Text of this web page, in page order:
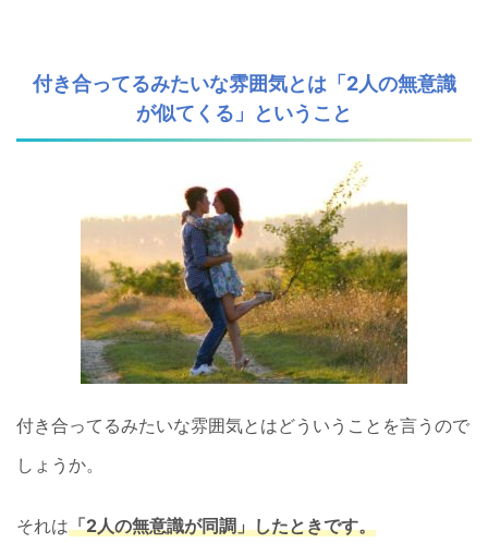
付き合ってるみたいな雰囲気とは「2人の無意識
が似てくる」ということ
付き合ってるみたいな雰囲気とはどういうことを言うので
しょうか。
それは「2人の無意識が同調」したときです。